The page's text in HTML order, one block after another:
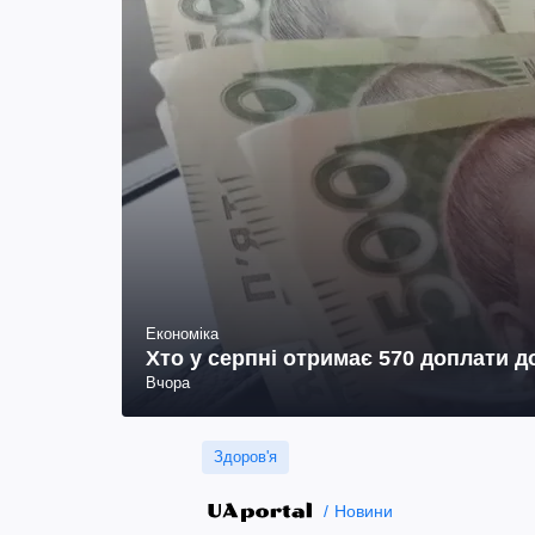
Економіка
Хто у серпні отримає 570 доплати
Вчора
Здоров'я
Новини